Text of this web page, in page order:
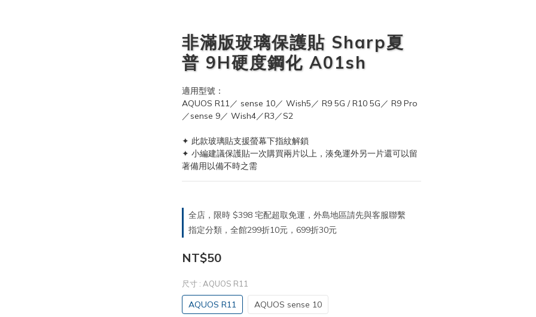
非滿版玻璃保護貼 Sharp夏
普 9H硬度鋼化 A01sh
適用型號：
AQUOS R11／ sense 10／ Wish5／ R9 5G / R10 5G／ R9 Pro
／sense 9／ Wish4／R3／S2
✦ 此款玻璃貼支援螢幕下指紋解鎖
✦ 小編建議保護貼一次購買兩片以上，湊免運外另一片還可以留
著備用以備不時之需
全店，限時 $398 宅配超取免運，外島地區請先與客服聯繫
指定分類，全館299折10元，699折30元
NT$50
尺寸 : AQUOS R11
AQUOS R11 AQUOS sense 10